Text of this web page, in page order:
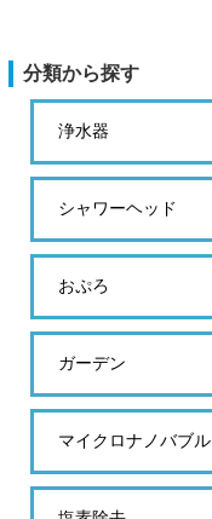
分類から探す
浄水器
シャワーヘッド
おぷろ
ガーデン
マイクロナノバブル